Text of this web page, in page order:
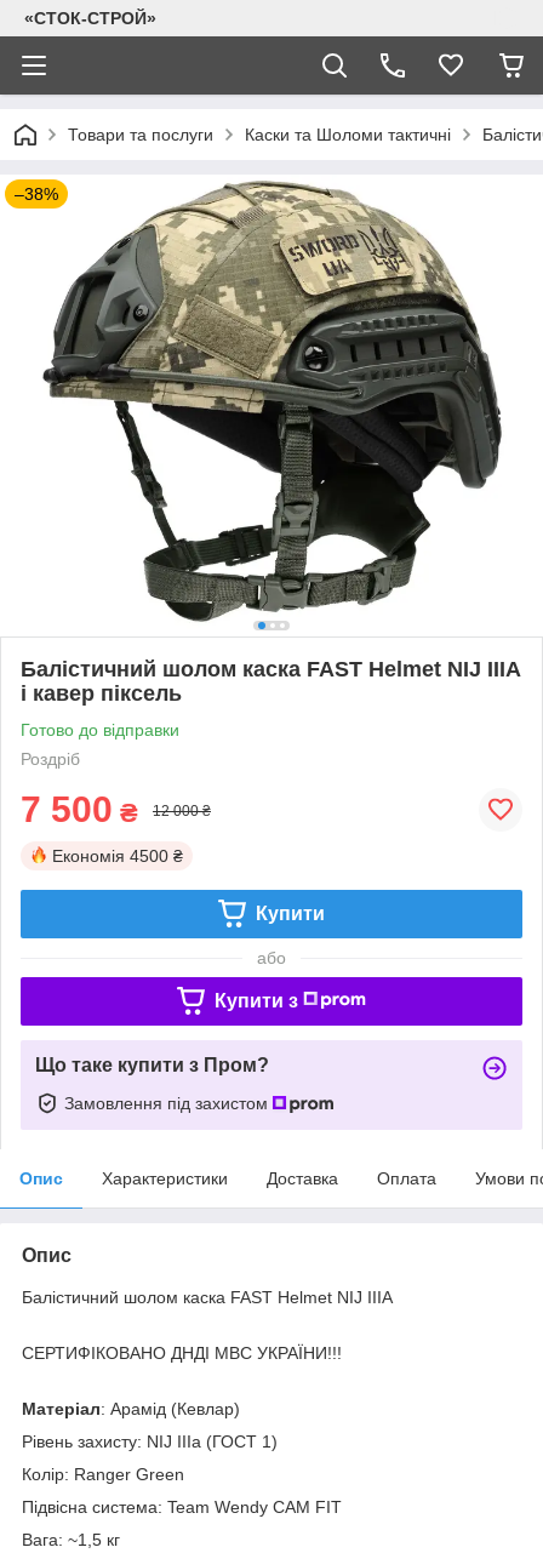
«СТОК-СТРОЙ»
Товари та послуги Каски та Шоломи тактичні
–38%
Балістичний шолом каска FAST Helmet NIJ IIIA
і кавер піксель
Готово до відправки
Роздріб
7 500 ₴ 12 000 ₴
Економія 4500 ₴
Купити
або
Купити з
Що таке купити з Пром?
Замовлення під захистом
Опис Характеристики Доставка Оплата Умови
Опис
Балістичний шолом каска FAST Helmet NIJ IIIA
СЕРТИФІКОВАНО ДНДІ МВС УКРАЇНИ!!!
Матеріал: Арамід (Кевлар)
Рівень захисту: NIJ IIIa (ГОСТ 1)
Колір: Ranger Green
Підвісна система: Team Wendy CAM FIT
Вага: ~1,5 кг